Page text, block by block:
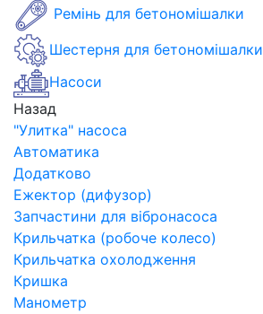
Ремінь для бетономішалки
Шестерня для бетономішалки
Насоси
Назад
"Улитка" насоса
Автоматика
Додатково
Ежектор (дифузор)
Запчастини для вібронасоса
Крильчатка (робоче колесо)
Крильчатка охолодження
Кришка
Манометр